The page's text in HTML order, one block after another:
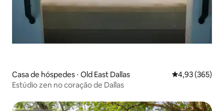
Casa de hóspedes ⋅ Old East Dallas 4,93 de uma
4,93 (365)
Estúdio zen no coração de Dallas